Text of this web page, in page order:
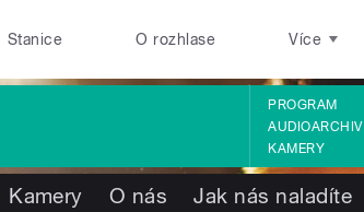
Stanice O rozhlase Více
PROGRAM
AUDIOARCHIV
KAMERY
Kamery O nás Jak nás naladíte